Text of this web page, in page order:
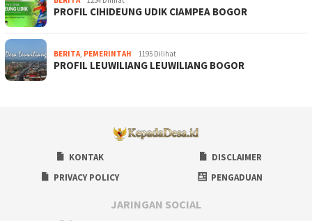
PROFIL CIHIDEUNG UDIK CIAMPEA BOGOR
BERITA, PEMERINTAH 1195 Dilihat
PROFIL LEUWILIANG LEUWILIANG BOGOR
KONTAK
DISCLAIMER
PRIVACY POLICY
PENGADUAN
JARINGAN SOCIAL